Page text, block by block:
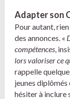
Adapter son
Pour autant,
des annonces. «
compétences ,
lors valoriser ce
rappelle
jeunes diplômés
hésiter à inclure